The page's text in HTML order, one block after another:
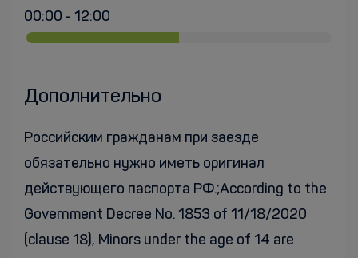
00:00 - 12:00
Дополнительно
Российским гражданам при заезде
обязательно нужно иметь оригинал
действующего паспорта РФ.;According to the
Government Decree No. 1853 of 11/18/2020
(clause 18), Minors under the age of 14 are